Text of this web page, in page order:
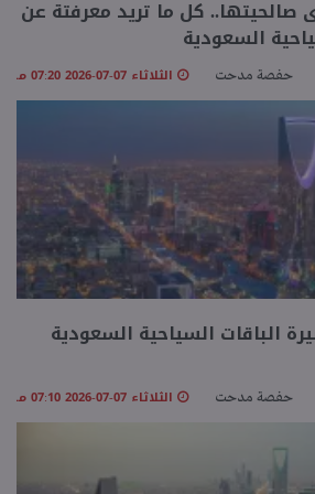
منوعات
كل ما تريد معرفتة عن
السعودية
حفصة مدحت الثلاثاء 07-07-2026 07:20 مـ
الباقات السياحية السعودية
حفصة مدحت الثلاثاء 07-07-2026 07:10 مـ